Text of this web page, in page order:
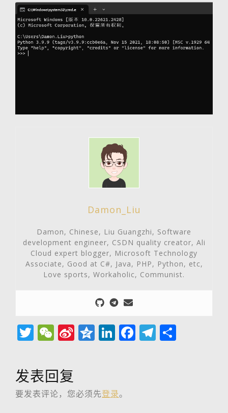
Damon_Liu
Damon, Chinese, Liu Guangzhi, Software
development engineer, CSDN quality creator, Ali
Cloud expert blogger, Microsoft Technology
Associate, Good at C#, Java, PHP, Python, etc,
Love sports, Workaholic, Communist.
Twitter
WeChat
SinaQzone
LinkedIn
Facebook
发表回复
要发表评论，您必须先登录。